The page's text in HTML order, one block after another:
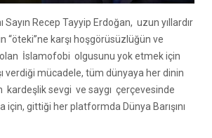
Sayın Recep Tayyip Erdoğan, uzun yıllardır
“öteki”ne karşı hoşgörüsüzlüğün ve
olan İslamofobi olgusunu yok etmek için
verdiği mücadele, tüm dünyaya her dinin
sevgi ve saygı çerçevesinde
için, gittiği her platformda Dünya Barışını